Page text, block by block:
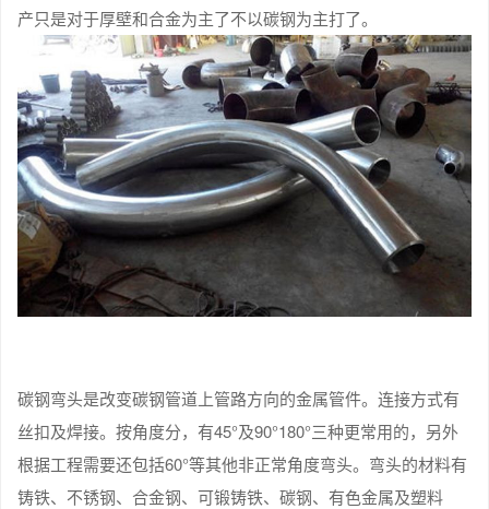
产只是对于厚壁和合金为主了不以碳钢为主打了。
碳钢弯头是改变碳钢管道上管路方向的金属管件。连接方式有
丝扣及焊接。按角度分，有45°及90°180°三种更常用的，另外
根据工程需要还包括60°等其他非正常角度弯头。弯头的材料有
铸铁、不锈钢、合金钢、可锻铸铁、碳钢、有色金属及塑料